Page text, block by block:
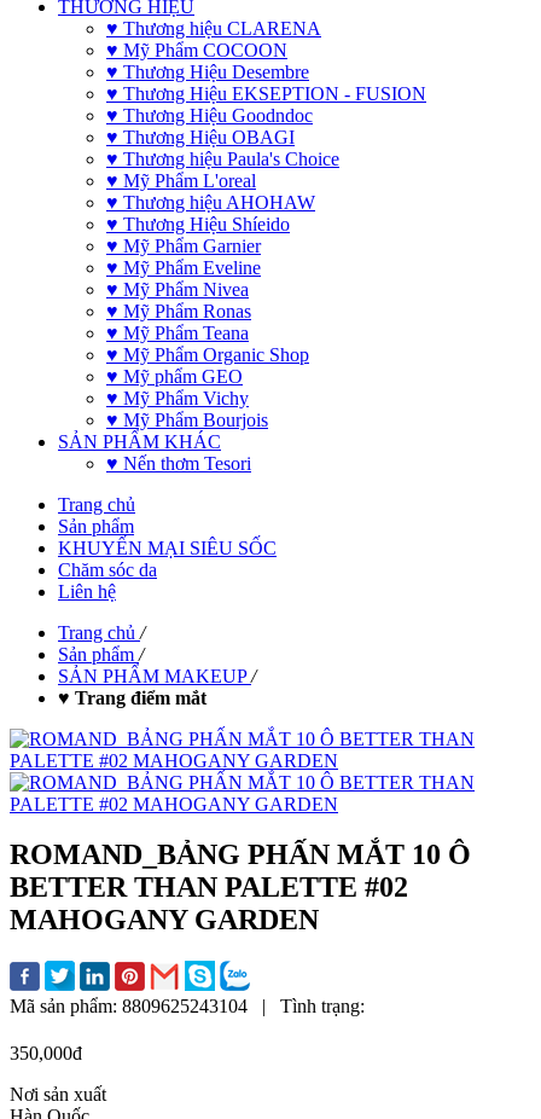
THƯƠNG HIỆU
♥ Thương hiệu CLARENA
♥ Mỹ Phẩm COCOON
♥ Thương Hiệu Desembre
♥ Thương Hiệu EKSEPTION - FUSION
♥ Thương Hiệu Goodndoc
♥ Thương Hiệu OBAGI
♥ Thương hiệu Paula's Choice
♥ Mỹ Phẩm L'oreal
♥ Thương hiệu AHOHAW
♥ Thương Hiệu Shíeido
♥ Mỹ Phẩm Garnier
♥ Mỹ Phẩm Eveline
♥ Mỹ Phẩm Nivea
♥ Mỹ Phẩm Ronas
♥ Mỹ Phẩm Teana
♥ Mỹ Phẩm Organic Shop
♥ Mỹ phẩm GEO
♥ Mỹ Phẩm Vichy
♥ Mỹ Phẩm Bourjois
SẢN PHẨM KHÁC
♥ Nến thơm Tesori
Trang chủ
Sản phẩm
KHUYẾN MẠI SIÊU SỐC
Chăm sóc da
Liên hệ
Trang chủ /
Sản phẩm /
SẢN PHẨM MAKEUP /
♥ Trang điểm mắt
ROMAND_BẢNG PHẤN MẮT 10 Ô
BETTER THAN PALETTE #02
MAHOGANY GARDEN
Mã sản phẩm: 8809625243104 | Tình trạng:
350,000đ
Nơi sản xuất